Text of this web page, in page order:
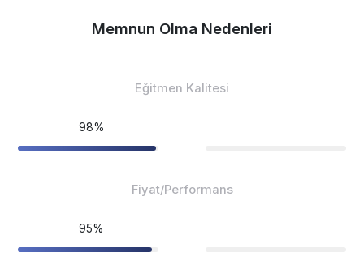
Memnun Olma Nedenleri
Eğitmen Kalitesi
98%
Fiyat/Performans
95%